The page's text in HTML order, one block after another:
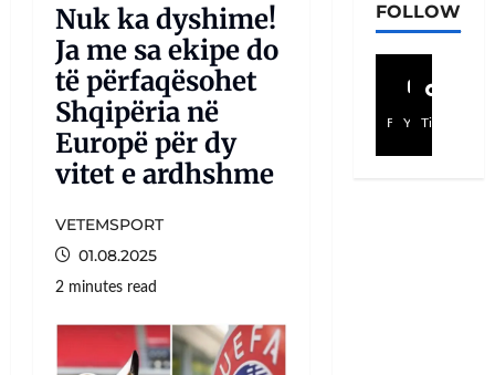
Nuk ka dyshime!
Ja me sa ekipe do
të përfaqësohet
Shqipëria në
Europë për dy
vitet e ardhshme
VETEMSPORT
01.08.2025
2 minutes read
FOLLOW
Facebook
YouTube
TikTok